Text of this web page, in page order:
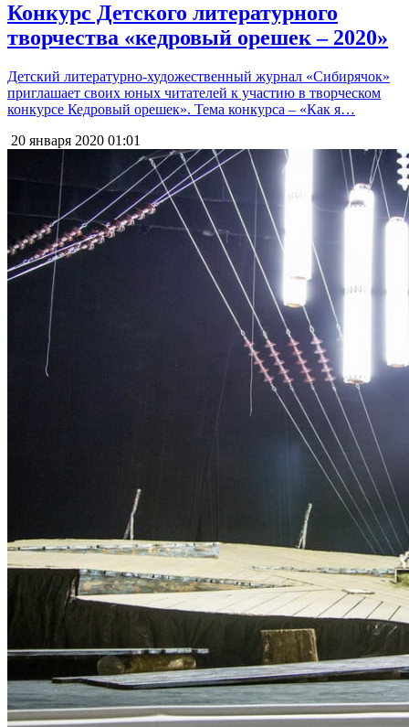
Конкурс Детского литературного
творчества «кедровый орешек – 2020»
Детский литературно-художественный журнал «Сибирячок»
приглашает своих юных читателей к участию в творческом
конкурсе Кедровый орешек». Тема конкурса – «Как я…
20 января 2020 01:01